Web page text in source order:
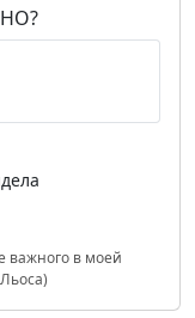
важного в моей